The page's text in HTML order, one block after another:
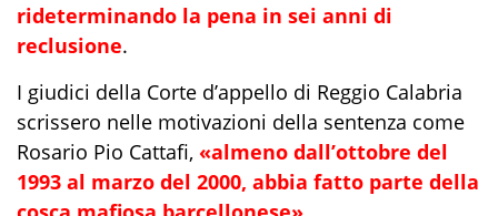
rideterminando la pena in sei anni di
reclusione.
I giudici della Corte d’appello di Reggio Calabria
scrissero nelle motivazioni della sentenza come
Rosario Pio Cattafi, «almeno dall’ottobre del
1993 al marzo del 2000, abbia fatto parte della